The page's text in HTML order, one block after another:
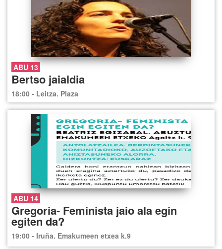
ABU 13
Bertso jaialdia
18:00 - Leitza. Plaza
ABU 14
Gregoria- Feminista jaio ala egin
egiten da?
19:00 - Iruña. Emakumeen etxea k.9